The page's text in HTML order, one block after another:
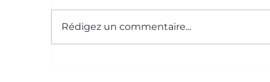
Le Saviez-Vous ? #59
Rédigez un commentaire...